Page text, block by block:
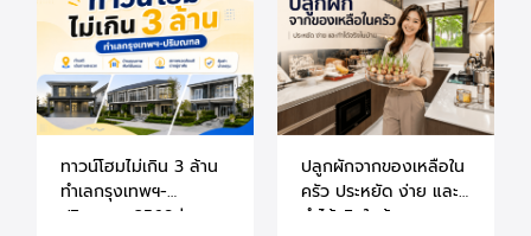
ทาวน์โฮมไม่เกิน 3 ล้าน
ทำเลกรุงเทพฯ-
ปริมณฑล 2569 |
ปลูกผักจากของเหลือใน
ครัว ประหยัด ง่าย และ
ทำได้จริงในบ้าน